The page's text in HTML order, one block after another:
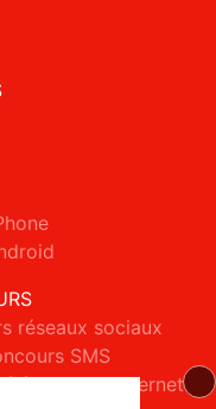
réseaux sociaux
SMS
et internet